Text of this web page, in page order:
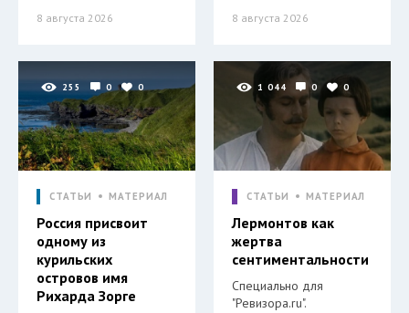
8 августа 2026 8 августа 2026
255 0 0
СТАТЬИ МАТЕРИАЛ
Россия присвоит
одному из
курильских
островов имя
Рихарда Зорге
1 044 0 0
СТАТЬИ МАТЕРИАЛ
Лермонтов как
жертва
сентиментальности
Специально для
"Ревизора.ru".